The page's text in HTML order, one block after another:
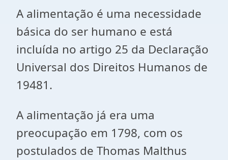
A alimentação é uma necessidade
básica do ser humano e está
incluída no artigo 25 da Declaração
Universal dos Direitos Humanos de
19481.
A alimentação já era uma
preocupação em 1798, com os
postulados de Thomas Malthus